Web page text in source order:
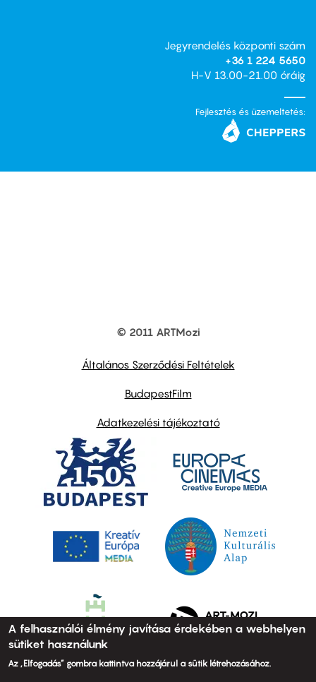
Jegyrendelés központi szám
+36 1 224 5650
H-V 13.00-21.00 óráig
Fejlesztés és üzemeltetés:
© 2011 ARTMozi
Általános Szerződési Feltételek
BudapestFilm
Adatkezelési tájékoztató
A felhasználói élmény javítása érdekében a webhelyen
sütiket használunk
Az „Elfogadás” gombra kattintva hozzájárul a sütik létrehozásához.